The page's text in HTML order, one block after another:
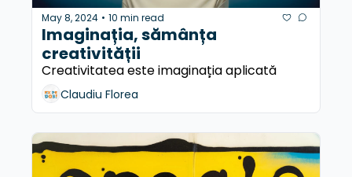
May 8, 2024 • 10 min read
Imaginația, sămânța
creativității
Creativitatea este imaginația aplicată
Claudiu Florea